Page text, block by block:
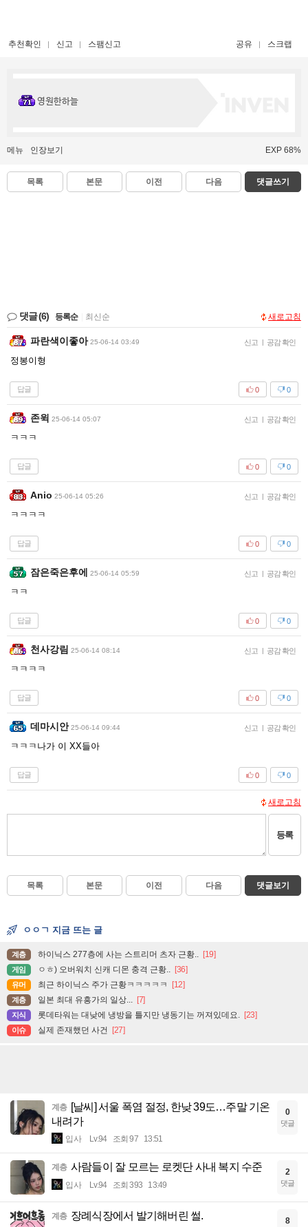
추천확인 신고 스팸신고 공유 스크랩
영원한하늘
메뉴 인장보기 EXP 68%
목록 본문 이전 다음 댓글쓰기
댓글(6) 등록순 최신순 새로고침
파란색이좋아 25-06-14 03:49 신고 | 공감 확인
정봉이형
답글 0
0
존윅 25-06-14 05:07 신고 | 공감 확인
ㅋㅋㅋ
답글 0
0
Anio 25-06-14 05:26 신고 | 공감 확인
ㅋㅋㅋㅋ
답글 0
0
잠은죽은후에 25-06-14 05:59 신고 | 공감 확인
ㅋㅋ
답글 0
0
천사강림 25-06-14 08:14 신고 | 공감 확인
ㅋㅋㅋㅋ
답글 0
0
데마시안 25-06-14 09:44 신고 | 공감 확인
ㅋㅋㅋ나가 이 XX들아
답글 0
0
새로고침
등록
목록 본문 이전 다음 댓글보기
ㅇㅇㄱ 지금 뜨는 글
계층 하이닉스 277층에 사는 스트리머 츠자 근황.. [19]
게임 ㅇㅎ) 오버워치 신캐 디몬 충격 근황.. [36]
유머 최근 하이닉스 주가 근황ㅋㅋㅋㅋㅋ [12]
계층 일본 최대 유흥가의 일상... [7]
지식 롯데타워는 대낮에 냉방을 틀지만 냉동기는 꺼져있데요. [23]
이슈 실제 존재했던 사건 [27]
계층 [날씨] 서울 폭염 절정, 한낮 39도…주말 기온
내려가
입사 Lv.94 조회 97 13:51
0
댓글
계층 사람들이 잘 모르는 로켓단 사내 복지 수준
입사 Lv.94 조회 393 13:49
2
댓글
계층 장례식장에서 발기해버린 썰. 8